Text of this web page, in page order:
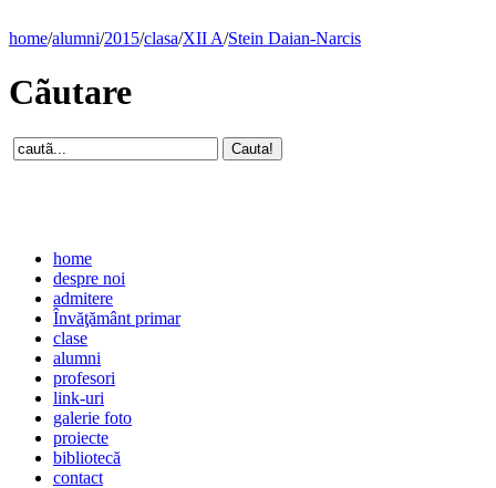
home/alumni/2015/clasa/XII A/Stein Daian-Narcis
Cãutare
home
despre noi
admitere
Învăţământ primar
clase
alumni
profesori
link-uri
galerie foto
proiecte
bibliotecă
contact